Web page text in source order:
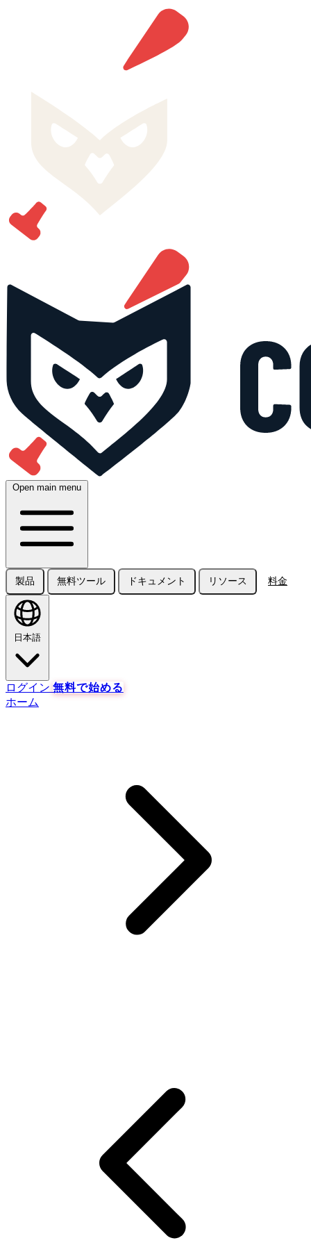
Open main menu
製品 無料ツール ドキュメント リソース 料金
日本語
ログイン 無料で始める
ホーム